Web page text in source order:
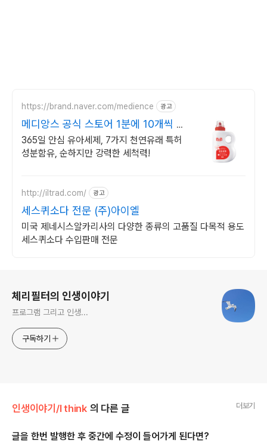
https://brand.naver.com/medience 광고
메디앙스 공식 스토어 1분에 10개씩 판
매되는
365일 안심 유아세제, 7가지 천연유래 특허
성분함유, 순하지만 강력한 세척력!
http://iltrad.com/ 광고
세스퀴소다 전문 (주)아이엘
미국 제네시스알카리사의 다양한 종류의 고품질 다목적 용도
세스퀴소다 수입판매 전문
체리필터의 인생이야기
프로그램 그리고 인생...
구독하기
인생이야기/I think 의 다른 글 더보기
글을 한번 발행한 후 중간에 수정이 들어가게 된다면?